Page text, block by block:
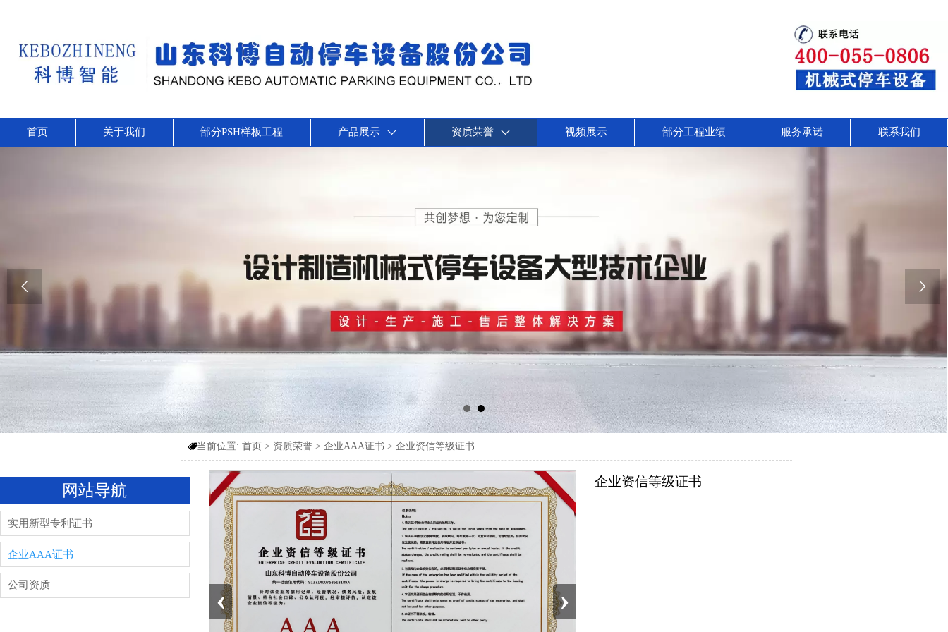
首页 关于我们 部分PSH样板工程 产品展示  资质荣誉  视频展示 部分工程业绩 服务承诺 联系我们
 
当前位置: 首页 > 资质荣誉> 企业AAA证书 > 企业资信等级证书
网站导航
实用新型专利证书
企业AAA证书
公司资质 ‹ ›
企业资信等级证书